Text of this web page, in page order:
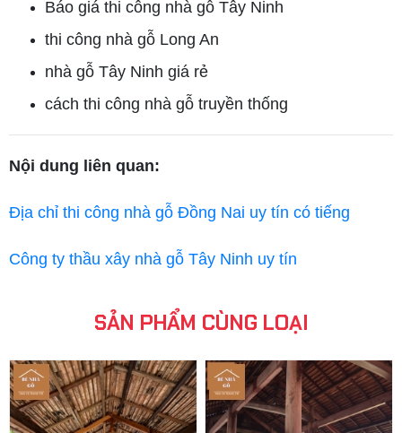
Báo giá thi công nhà gỗ Tây Ninh
thi công nhà gỗ Long An
nhà gỗ Tây Ninh giá rẻ
cách thi công nhà gỗ truyền thống
Nội dung liên quan:
Địa chỉ thi công nhà gỗ Đồng Nai uy tín có tiếng
Công ty thầu xây nhà gỗ Tây Ninh uy tín
SẢN PHẨM CÙNG LOẠI